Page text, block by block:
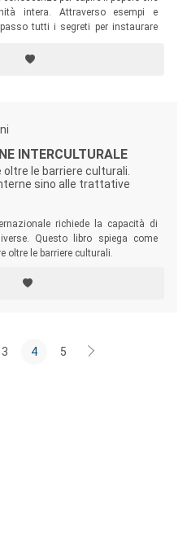
intera. Attraverso esempi e
tutti i segreti per instaurare
INTERCULTURALE
le barriere culturali.
sino alle trattative
richiede la capacità di
Questo libro spiega come
oltre le barriere culturali.
3 4 5